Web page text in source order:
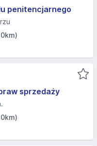
penitencjarnego
sprzedaży